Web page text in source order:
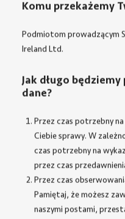
Komu przekażemy
Podmiotom prowadzącym
Ireland Ltd.
Jak długo
dane?
Przez czas potrzebny
Ciebie sprawy. W
czas potrzebny na
przez czas
Przez czas
Pamiętaj, że możesz
naszymi postami,